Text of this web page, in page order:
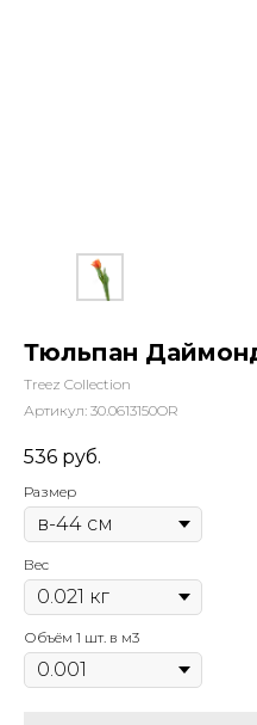
Тюльпан
Treez Collection
Артикул: 30.0613150OR
536 руб.
Размер
Вес
Объём 1 шт. в м3